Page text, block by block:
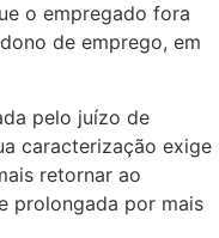
o empregado fora
de emprego, em
pelo juízo de
caracterização exige
retornar ao
prolongada por mais